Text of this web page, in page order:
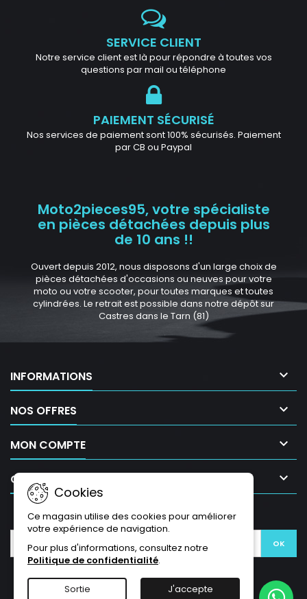
SERVICE CLIENT
Notre service client est là pour répondre à toutes vos
questions par mail ou téléphone
PAIEMENT SÉCURISÉ
Nos services de paiement sont 100% sécurisés. Paiement
par CB ou Paypal
Moto2pieces95, votre spécialiste
en pièces détachées depuis plus
de 10 ans !!
Ouvert depuis 2012, nous disposons d'un large choix de
pièces détachées d'occasions ou neuves pour votre
moto ou votre scooter, pour toutes marques et toutes
cylindrées. Le retrait est possible dans notre dépôt sur
Castres dans le Tarn (81)
INFORMATIONS 
NOS OFFRES 
MON COMPTE 
CONTACT 
Cookies
Ce magasin utilise des cookies pour améliorer
votre expérience de navigation.
Pour plus d'informations, consultez notre
Politique de confidentialité.
Sortie J'accepte
LETTRE D'INFORMATIONS